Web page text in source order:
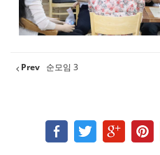
Prev 순모임 3